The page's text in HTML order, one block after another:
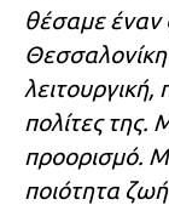
θέσαμε έναν
Θεσσαλονίκη
λειτουργική,
πολίτες της.
προορισμό.
ποιότητα